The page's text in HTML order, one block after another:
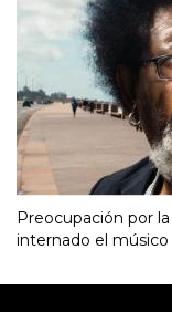
Preocupación por
internado el